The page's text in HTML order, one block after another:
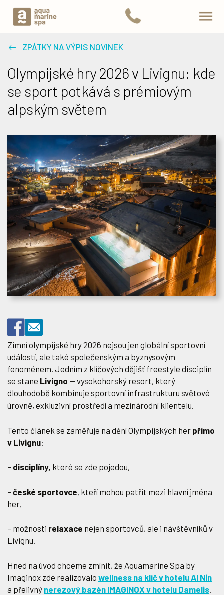
ZPÁTKY NA VÝPIS NOVINEK
Olympijské hry 2026 v Livignu: kde
se sport potkává s prémiovým
alpským světem
Zimní olympijské hry 2026 nejsou jen globální sportovní
událostí, ale také společenským a byznysovým
fenoménem. Jedním z klíčových dějišť freestyle disciplín
se stane Livigno — vysokohorský resort, který
dlouhodobě kombinuje sportovní infrastrukturu světové
úrovně, exkluzivní prostředí a mezinárodní klientelu.
Tento článek se zaměřuje na dění Olympijských her přímo
v Livignu:
– disciplíny, které se zde pojedou,
– české sportovce, kteří mohou patřit mezi hlavní jména
her,
– možnosti relaxace nejen sportovců, ale i návštěvníků v
Livignu.
Hned na úvod chceme zmínit, že Aquamarine Spa by
Imaginox zde realizovalo wellness na klíč v hotelu Al Nin
a přelivný nerezový bazén IMAGINOX v hotelu Damelis